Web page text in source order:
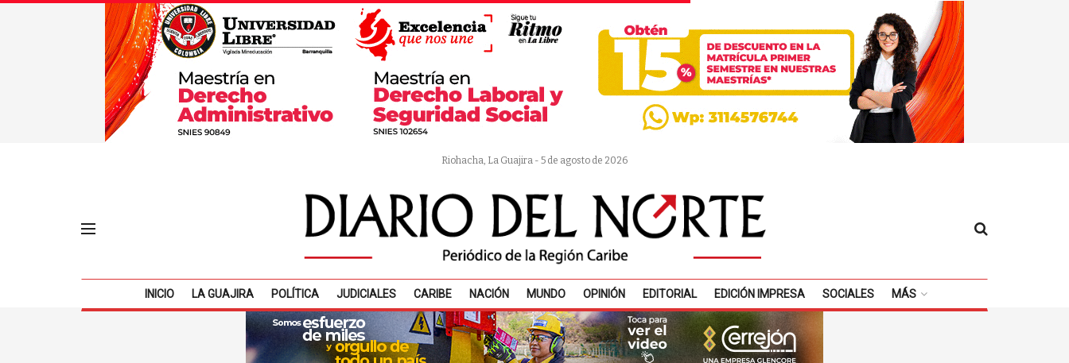
Riohacha, La Guajira - 5 de agosto de 2026
INICIO LA GUAJIRA POLÍTICA JUDICIALES CARIBE NACIÓN MUNDO OPINIÓN EDITORIAL EDICIÓN IMPRESA SOCIALES MÁS